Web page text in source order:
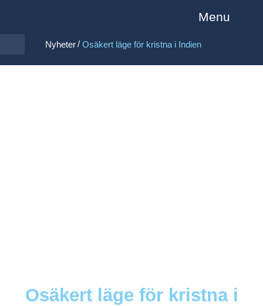
Menu
Nyheter / Osäkert läge för kristna i Indien
Osäkert läge för kristna i